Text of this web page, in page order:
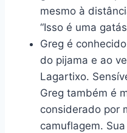
mesmo à
“Isso é uma
Greg é
do pijama e ao
Lagartixo.
Greg também é
considerado por
camuflagem.